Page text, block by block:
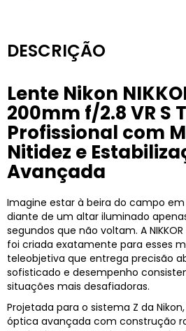
DESCRIÇÃO
Lente Nikon
200mm f/2.8 VR S
Profissional com
Nitidez e
Avançada
Imagine estar à beira do campo
diante de um altar iluminado
segundos que não voltam. A
foi criada exatamente para esses
teleobjetiva que entrega precisão
sofisticado e desempenho
situações mais desafiadoras.
Projetada para o sistema Z da
óptica avançada com construção